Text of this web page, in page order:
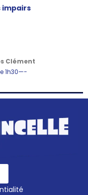
impairs
Clément
1h30—-